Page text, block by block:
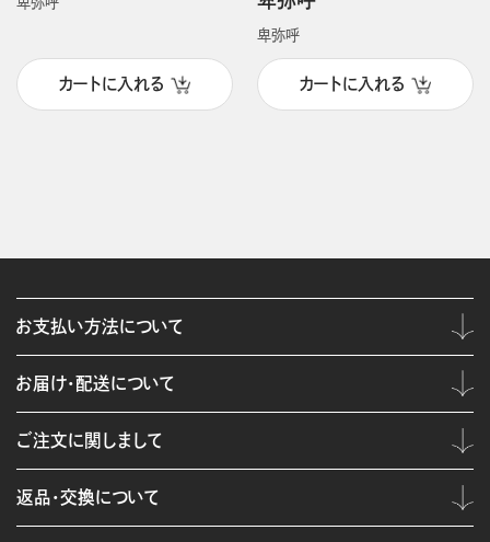
カートに入れる
卑弥呼
カートに入れる
お支払い方法について
お届け・配送について
ご注文に関しまして
返品・交換について